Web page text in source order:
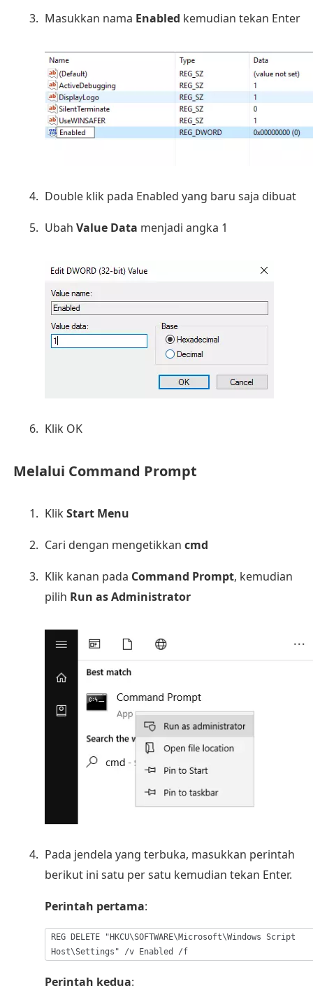
Masukkan nama Enabled kemudian tekan Enter
Double klik pada Enabled yang baru saja dibuat
Ubah Value Data menjadi angka 1
Klik OK
Melalui Command Prompt
KlikStart Menu
Cari dengan mengetikkan cmd
Klik kanan pada Command Prompt, kemudian
pilih Run as Administrator
Pada jendela yang terbuka, masukkan perintah
berikut ini satu per satu kemudian tekan Enter.
Perintah pertama:
REG DELETE "HKCU\SOFTWARE\Microsoft\Windows Script
Host\Settings" /v Enabled /f
Perintah kedua: